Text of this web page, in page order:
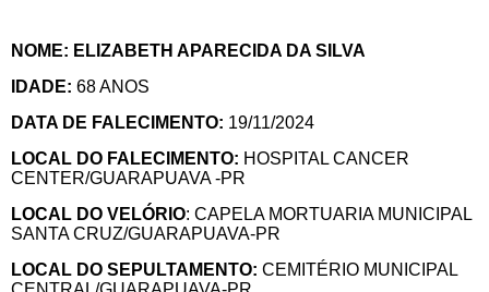
NOME: ELIZABETH APARECIDA DA SILVA
IDADE: 68 ANOS
DATA DE FALECIMENTO: 19/11/2024
LOCAL DO FALECIMENTO: HOSPITAL CANCER
CENTER/GUARAPUAVA -PR
LOCAL DO VELÓRIO: CAPELA MORTUARIA MUNICIPAL
SANTA CRUZ/GUARAPUAVA-PR
LOCAL DO SEPULTAMENTO: CEMITÉRIO MUNICIPAL